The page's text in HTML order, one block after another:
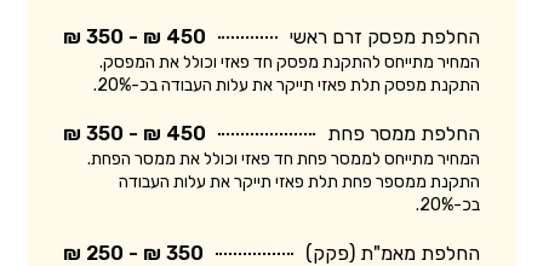
החלפת מפסק זרם ראשי 450 ₪ - 350 ₪
המחיר מתייחס להתקנת מפסק חד פאזי וכולל את המפסק.
התקנת מפסק תלת פאזי תייקר את עלות העבודה בכ-20%.
החלפת ממסר פחת 450 ₪ - 350 ₪
המחיר מתייחס לממסר פחת חד פאזי וכולל את ממסר הפחת.
התקנת ממספר פחת תלת פאזי תייקר את עלות העבודה
בכ-20%.
החלפת מאמ"ת (פקק) 350 ₪ - 250 ₪